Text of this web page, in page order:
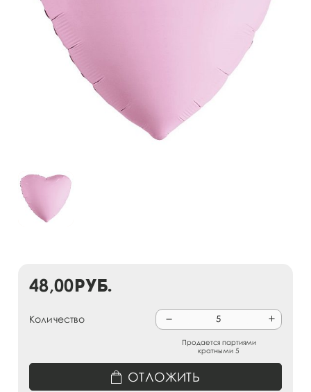
48,00руб.
Количество
Продается партиями
кратными 5
ОТЛОЖИТЬ